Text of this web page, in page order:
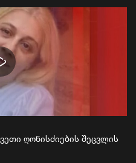
ღონისძიების შეცვლის